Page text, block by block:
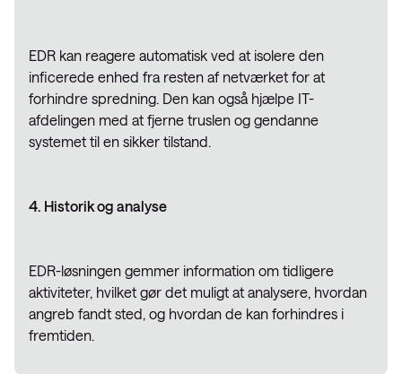
EDR kan reagere automatisk ved at isolere den
inficerede enhed fra resten af netværket for at
forhindre spredning. Den kan også hjælpe IT-
afdelingen med at fjerne truslen og gendanne
systemet til en sikker tilstand.
4. Historik og analyse
EDR-løsningen gemmer information om tidligere
aktiviteter, hvilket gør det muligt at analysere, hvordan
angreb fandt sted, og hvordan de kan forhindres i
fremtiden.